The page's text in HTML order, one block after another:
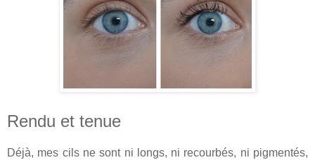
Rendu et tenue
Déjà, mes cils ne sont ni longs, ni recourbés, ni pigmentés,